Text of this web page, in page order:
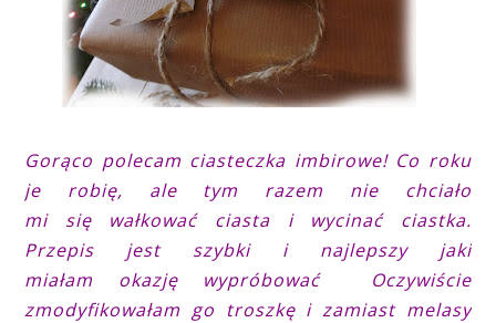
Gorąco polecam ciasteczka imbirowe! Co roku
je robię, ale tym razem nie chciało
mi się wałkować ciasta i wycinać ciastka.
Przepis jest szybki i najlepszy jaki
miałam okazję wypróbować Oczywiście
zmodyfikowałam go troszkę i zamiast melasy